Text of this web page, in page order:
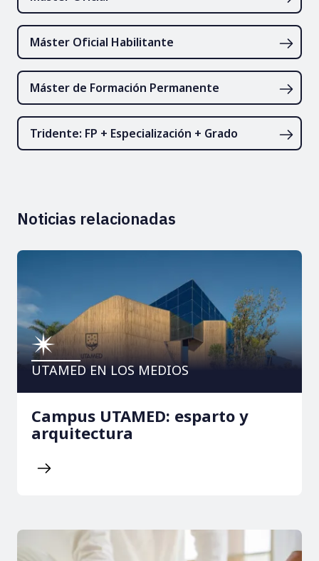
Máster Oficial Habilitante
Máster de Formación Permanente
Tridente: FP + Especialización + Grado
Noticias relacionadas
UTAMED EN LOS MEDIOS
Campus UTAMED: esparto y
arquitectura